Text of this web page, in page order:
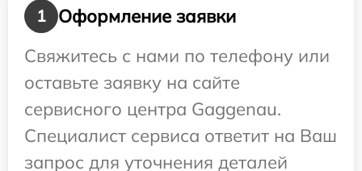
1
Оформление заявки
Свяжитесь с нами по телефону или
оставьте заявку на сайте
сервисного центра Gaggenau.
Специалист сервиса ответит на Ваш
запрос для уточнения деталей